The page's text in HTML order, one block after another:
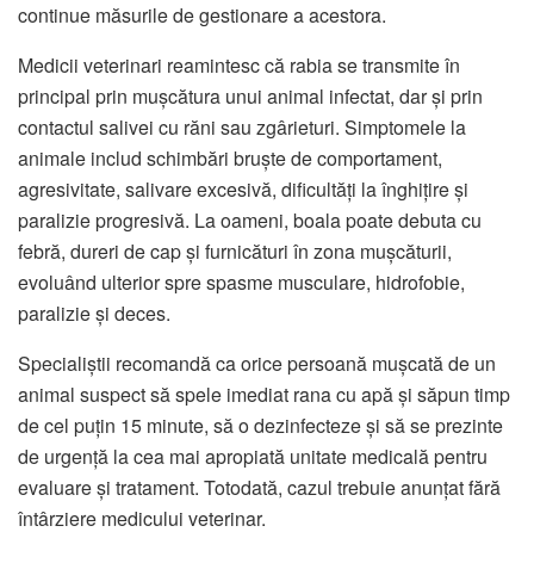
continue măsurile de gestionare a acestora.
Medicii veterinari reamintesc că rabia se transmite în
principal prin mușcătura unui animal infectat, dar și prin
contactul salivei cu răni sau zgârieturi. Simptomele la
animale includ schimbări bruște de comportament,
agresivitate, salivare excesivă, dificultăți la înghițire și
paralizie progresivă. La oameni, boala poate debuta cu
febră, dureri de cap și furnicături în zona mușcăturii,
evoluând ulterior spre spasme musculare, hidrofobie,
paralizie și deces.
Specialiștii recomandă ca orice persoană mușcată de un
animal suspect să spele imediat rana cu apă și săpun timp
de cel puțin 15 minute, să o dezinfecteze și să se prezinte
de urgență la cea mai apropiată unitate medicală pentru
evaluare și tratament. Totodată, cazul trebuie anunțat fără
întârziere medicului veterinar.